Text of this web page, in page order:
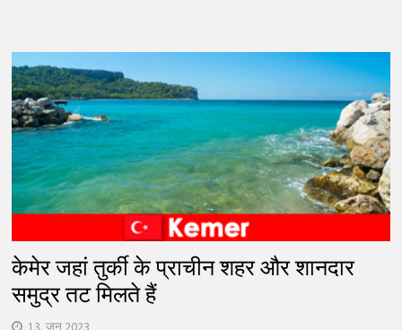
केमेर जहां तुर्की के प्राचीन शहर और शानदार
समुद्र तट मिलते हैं
13. जून 2023